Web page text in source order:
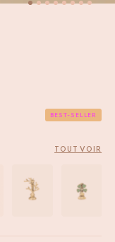
BEST-SELLER
TOUT VOIR